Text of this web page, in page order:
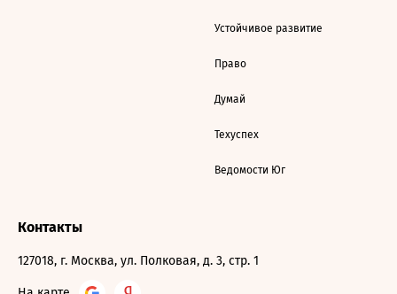
Устойчивое развитие
Право
Думай
Техуспех
Ведомости Юг
Контакты
127018, г. Москва, ул. Полковая, д. 3, стр. 1